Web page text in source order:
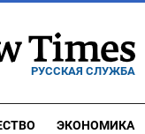
РУССКАЯ СЛУЖБА
ЭКОНОМИКА